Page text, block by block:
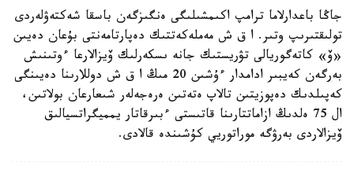
جاڭا باعدارلاما ترامپ اكىمشىلىگى ەنگىزگەن باسقا شەكتەۋلەردى
تولىقتىرىپ وتىر. ا ق ش مەملەكەتتىك دەپارتامەنتى بۇعان دەيىن
«ۆ» كاتەگوريالى تۋريستىك جانە ىسكەرلىك ۆيزالارعا ءوتىنىش
بەرگەن كەيبىر ادامدار ءۇشىن 20 مىڭ ا ق ش دوللارىنا دەيىنگى
كەپىلدىك دەپوزيتىن تالاپ ەتەتىن ەرەجەلەر شىعارعان بولاتىن،
ال 75 ەلدىڭ ازاماتتارىنا قاتىستى ءبىرقاتار يمميگراتسيالىق
ۆيزالاردى بەرۋگە موراتوريي كۇشىندە قالادى.